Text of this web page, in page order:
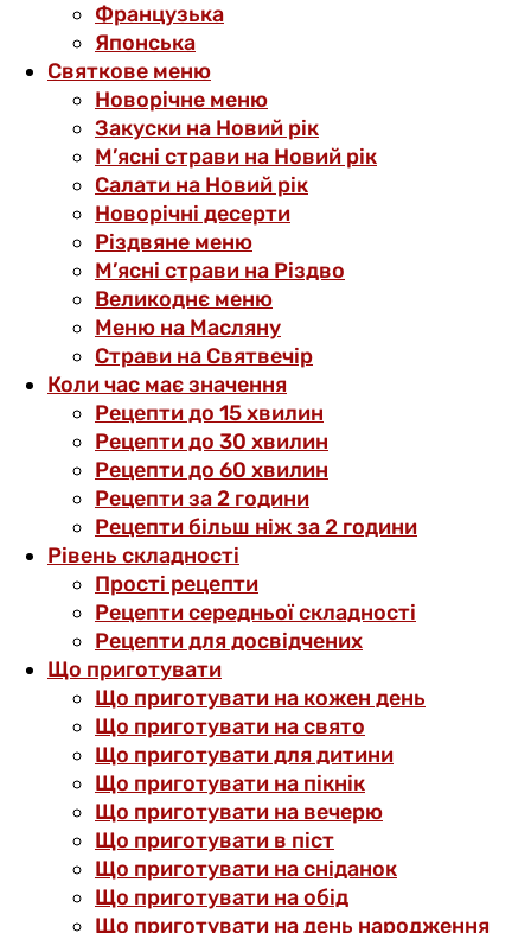
Французька
Японська
Святкове меню
Новорічне меню
Закуски на Новий рік
М’ясні страви на Новий рік
Салати на Новий рік
Новорічні десерти
Різдвяне меню
М’ясні страви на Різдво
Великоднє меню
Меню на Масляну
Страви на Святвечір
Коли час має значення
Рецепти до 15 хвилин
Рецепти до 30 хвилин
Рецепти до 60 хвилин
Рецепти за 2 години
Рецепти більш ніж за 2 години
Рівень складності
Прості рецепти
Рецепти середньої складності
Рецепти для досвідчених
Що приготувати
Що приготувати на кожен день
Що приготувати на свято
Що приготувати для дитини
Що приготувати на пікнік
Що приготувати на вечерю
Що приготувати в піст
Що приготувати на сніданок
Що приготувати на обід
Що приготувати на день народження